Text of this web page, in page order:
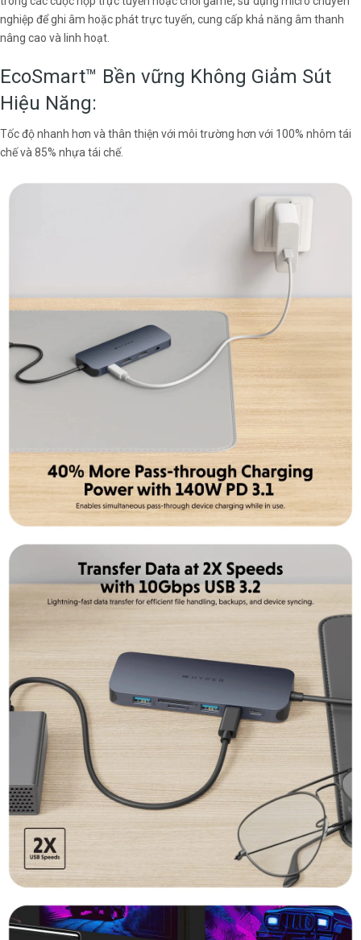
nghiệp để ghi âm hoặc phát trực tuyến, cung cấp khả năng âm thanh
nâng cao và linh hoạt.
EcoSmart™ Bền vững Không Giảm Sút
Hiệu Năng:
Tốc độ nhanh hơn và thân thiện với môi trường hơn với 100% nhôm tái
chế và 85% nhựa tái chế.